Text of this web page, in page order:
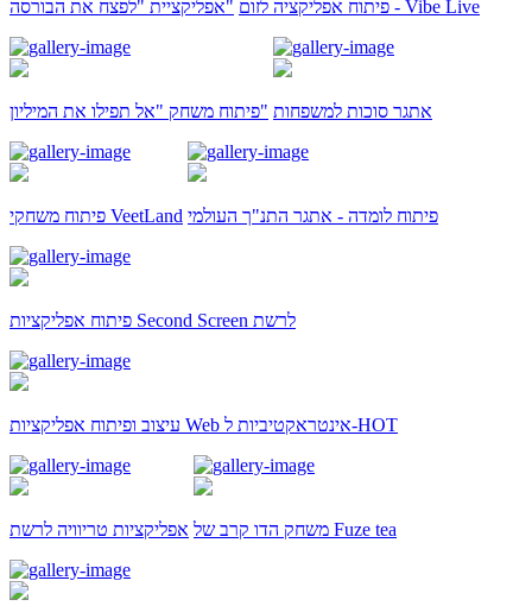
אפליקציית "לפצח את הבורסה" פיתוח אפליקציה לזום - Vibe Live
פיתוח משחק "אל תפילו את המיליון" אתגר סוכות למשפחות
פיתוח משחקי VeetLand פיתוח לומדה - אתגר התנ"ך העולמי
פיתוח אפליקציות Second Screen לרשת
עיצוב ופיתוח אפליקציות Web אינטראקטיביות ל-HOT
אפליקציות טריוויה לרשת משחק הדו קרב של Fuze tea